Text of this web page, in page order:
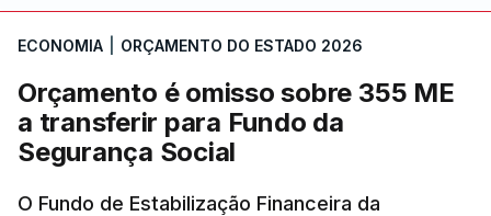
ECONOMIA ORÇAMENTO DO ESTADO 2026
Orçamento é omisso sobre 355 ME
a transferir para Fundo da
Segurança Social
O Fundo de Estabilização Financeira da